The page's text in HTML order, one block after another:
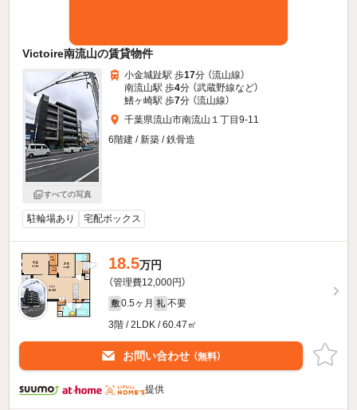
Victoire南流山の賃貸物件
すべての写真
小金城趾駅 歩17分 （流山線）
南流山駅 歩4分 （武蔵野線など）
鰭ヶ崎駅 歩7分 （流山線）
千葉県流山市南流山１丁目9-11
6階建 / 新築 / 鉄骨造
駐輪場あり 宅配ボックス
18.5万円
（管理費12,000円）
敷 0.5ヶ月 礼 不要
3階 / 2LDK / 60.47㎡
お問い合わせ （無料）
提供